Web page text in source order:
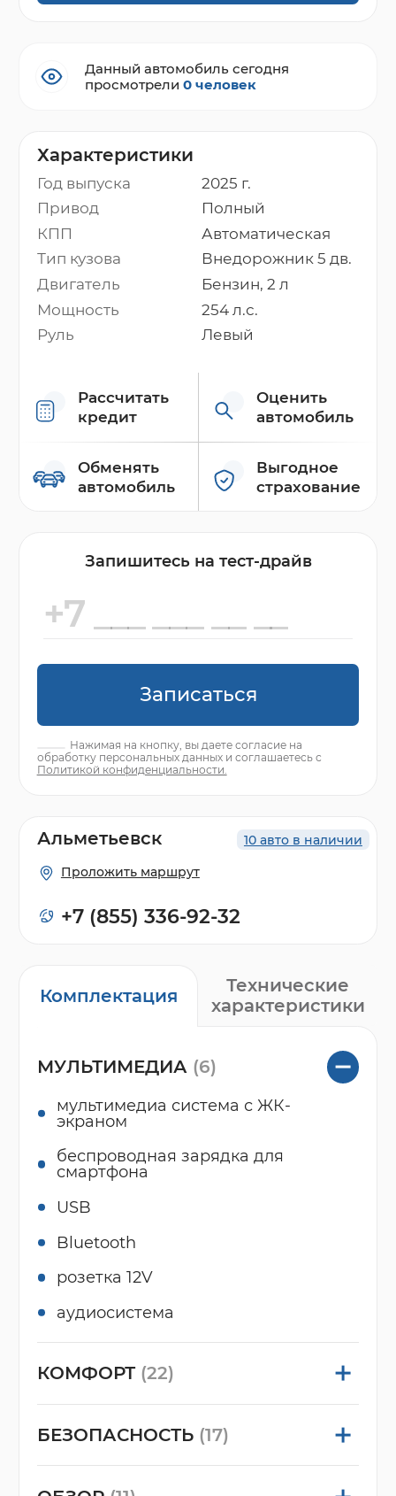
Характеристики
Год выпуска
2025 г.
Привод
Полный
КПП
Автоматическая
Тип кузова
Внедорожник 5 дв.
Двигатель
Бензин, 2 л
Мощность
254 л.с.
Руль
Левый
Рассчитать
кредит
Оценить
автомобиль
Обменять
автомобиль
Выгодное
страхование
Данный автомобиль сегодня
просмотрели0 человек
Запишитесь на тест-драйв
Записаться
Нажимая на кнопку, вы даете согласие на
обработку персональных данных и соглашаетесь с
Политикой конфиденциальности.
Комплектация
Технические
характеристики
МУЛЬТИМЕДИА (6)
мультимедиа система с ЖК-
экраном
беспроводная зарядка для
смартфона
USB
Bluetooth
розетка 12V
аудиосистема
КОМФОРТ (22)
БЕЗОПАСНОСТЬ (17)
10 авто в наличии
Альметьевск
Проложить маршрут
+7 (855) 336-92-32